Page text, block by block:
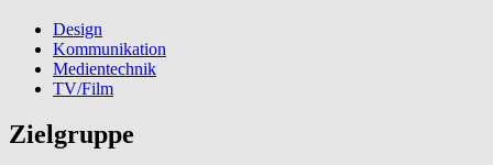
Design
Kommunikation
Medientechnik
TV/Film
Zielgruppe